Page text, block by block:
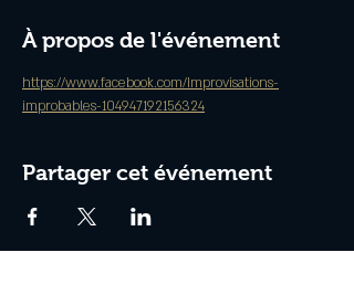
À propos de l'événement
https://www.facebook.com/Improvisations-
improbables-104947192156324
Partager cet événement